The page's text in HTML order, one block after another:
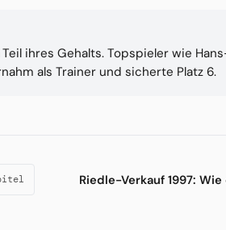
ihres Gehalts. Topspieler wie
als Trainer und sicherte Platz 6.
Riedle-Verkauf 1997: